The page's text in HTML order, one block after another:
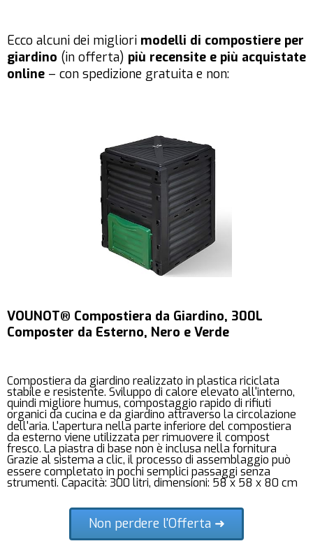
Ecco alcuni dei migliori modelli di compostiere per
giardino (in offerta) più recensite e più acquistate
online – con spedizione gratuita e non:
VOUNOT® Compostiera da Giardino, 300L
Composter da Esterno, Nero e Verde
Compostiera da giardino realizzato in plastica riciclata
stabile e resistente. Sviluppo di calore elevato all'interno,
quindi migliore humus, compostaggio rapido di rifiuti
organici da cucina e da giardino attraverso la circolazione
dell'aria. L'apertura nella parte inferiore del compostiera
da esterno viene utilizzata per rimuovere il compost
fresco. La piastra di base non è inclusa nella fornitura
Grazie al sistema a clic, il processo di assemblaggio può
essere completato in pochi semplici passaggi senza
strumenti. Capacità: 300 litri, dimensioni: 58 x 58 x 80 cm
Non perdere l'Offerta ➜